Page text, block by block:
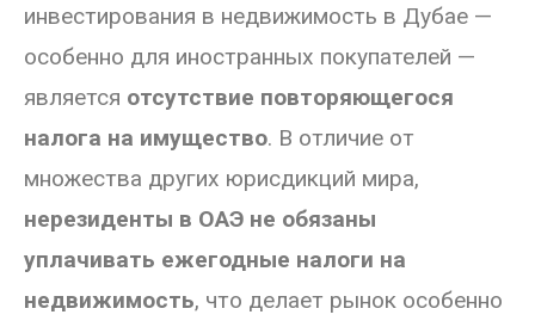
инвестирования в недвижимость в Дубае —
особенно для иностранных покупателей —
является отсутствие повторяющегося
налога на имущество. В отличие от
множества других юрисдикций мира,
нерезиденты в ОАЭ не обязаны
уплачивать ежегодные налоги на
недвижимость, что делает рынок особенно